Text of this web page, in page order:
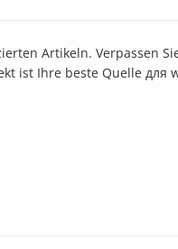
Artikeln. Verpassen
ist Ihre beste Quelle